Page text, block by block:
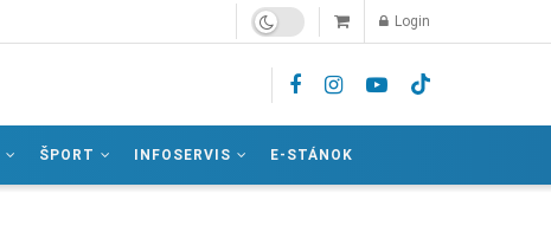
Login
ŠPORT INFOSERVIS E-STÁNOK